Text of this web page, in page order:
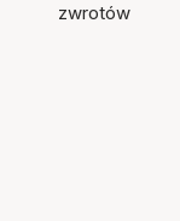
zwrotów